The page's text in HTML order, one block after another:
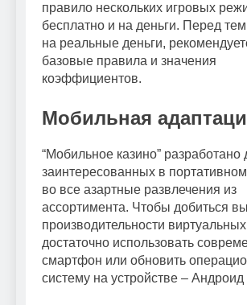
правило нескольких игровых
бесплатно и на деньги. Перед тем
на реальные деньги,
базовые правила и значения
коэффициентов.
Мобильная
“Мобильное казино” разработано
заинтересованных в
во все азартные развлечения из
ассортимента. Чтобы добиться
производительности
достаточно использовать
смартфон или обновить
систему на устройстве –